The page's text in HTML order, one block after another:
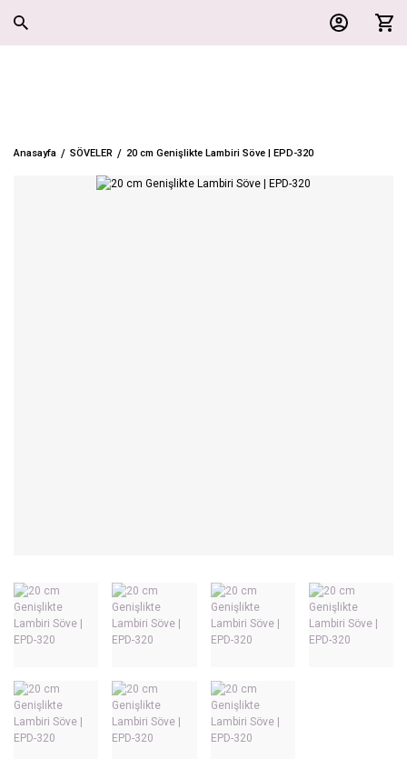
Anasayfa SÖVELER 20 cm Genişlikte Lambiri Söve | EPD-320